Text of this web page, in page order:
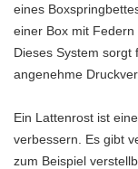
eines
einer Box mit
Dieses System
angenehme
Ein Lattenrost ist
verbessern. Es gibt
zum Beispiel